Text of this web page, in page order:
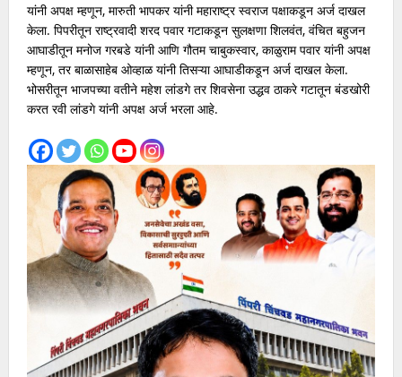
यांनी अपक्ष म्हणून, मारुती भापकर यांनी महाराष्ट्र स्वराज पक्षाकडून अर्ज दाखल
केला. पिपरीतून राष्ट्रवादी शरद पवार गटाकडून सुलक्षणा शिलवंत, वंचित बहुजन
आघाडीतून मनोज गरबडे यांनी आणि गौतम चाबुकस्वार, काळुराम पवार यांनी अपक्ष
म्हणून, तर बाळासाहेब ओव्हाळ यांनी तिसऱ्या आघाडीकडून अर्ज दाखल केला.
भोसरीतून भाजपच्या वतीने महेश लांडगे तर शिवसेना उद्धव ठाकरे गटातून बंडखोरी
करत रवी लांडगे यांनी अपक्ष अर्ज भरला आहे.